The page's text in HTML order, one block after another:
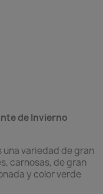
de Invierno
una variedad de gran
carnosas, de gran
y color verde